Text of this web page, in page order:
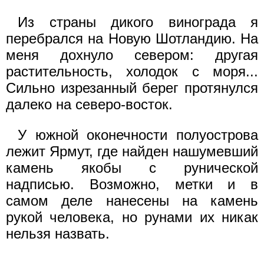
Из страны дикого винограда я
перебрался на Новую Шотландию. На
меня дохнуло севером: другая
растительность, холодок с моря...
Сильно изрезанный берег протянулся
далеко на северо-восток.
У южной оконечности полуострова
лежит Ярмут, где найден нашумевший
камень якобы с рунической
надписью. Возможно, метки и в
самом деле нанесены на камень
рукой человека, но рунами их никак
нельзя назвать.